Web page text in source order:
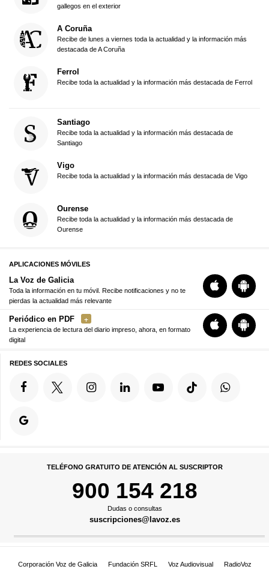
gallegos en el exterior
A Coruña
Recibe de lunes a viernes toda la actualidad y la información más
destacada de A Coruña
Ferrol
Recibe toda la actualidad y la información más destacada de Ferrol
Santiago
Recibe toda la actualidad y la información más destacada de
Santiago
Vigo
Recibe toda la actualidad y la información más destacada de Vigo
Ourense
Recibe toda la actualidad y la información más destacada de
Ourense
APLICACIONES MÓVILES
La Voz de Galicia
Toda la información en tu móvil. Recibe notificaciones y no te
pierdas la actualidad más relevante
Periódico en PDF
La experiencia de lectura del diario impreso, ahora, en formato
digital
REDES SOCIALES
TELÉFONO GRATUITO DE ATENCIÓN AL SUSCRIPTOR
900 154 218
Dudas o consultas
suscripciones@lavoz.es
Corporación Voz de Galicia Fundación SRFL Voz Audiovisual RadioVoz